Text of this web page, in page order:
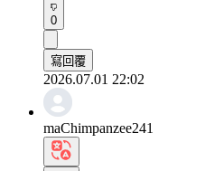
0
寫回覆
2026.07.01 22:02
maChimpanzee241